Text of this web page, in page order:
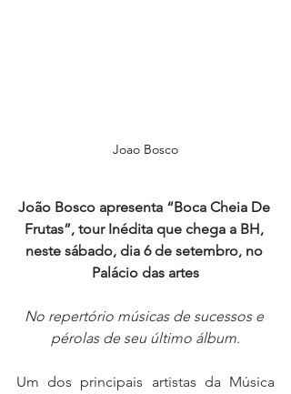
Joao Bosco
João Bosco apresenta “Boca Cheia De
Frutas”, tour Inédita que chega a BH,
neste sábado, dia 6 de setembro, no
Palácio das artes
No repertório músicas de sucessos e
pérolas de seu último álbum.
Um dos principais artistas da Música